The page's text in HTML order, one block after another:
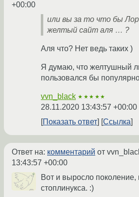
+00:00
или вы за то что бы
желтый сайт аля … ?
Аля что? Нет ведь таких )
Я думаю, что желтушный
пользовался бы
vvn_black ★★★★★
28.11.2020 13:43:57 +00:00
Показать ответ
Ссылка
Ответ на: комментарий от
13:43:57 +00:00
Вот и выросло
стоплинукса. :)